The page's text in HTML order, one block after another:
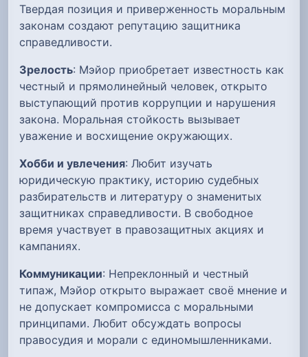
Твердая позиция и приверженность моральным
законам создают репутацию защитника
справедливости.
Зрелость: Мэйор приобретает известность как
честный и прямолинейный человек, открыто
выступающий против коррупции и нарушения
закона. Моральная стойкость вызывает
уважение и восхищение окружающих.
Хобби и увлечения: Любит изучать
юридическую практику, историю судебных
разбирательств и литературу о знаменитых
защитниках справедливости. В свободное
время участвует в правозащитных акциях и
кампаниях.
Коммуникации: Непреклонный и честный
типаж, Мэйор открыто выражает своё мнение и
не допускает компромисса с моральными
принципами. Любит обсуждать вопросы
правосудия и морали с единомышленниками.